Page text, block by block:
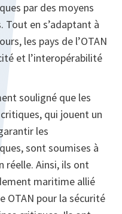
par des moyens
Tout en s’adaptant à
les pays de l’OTAN
et l’interopérabilité
souligné que les
qui jouent un
les
sont soumises à
réelle. Ainsi, ils ont
maritime allié
OTAN pour la sécurité